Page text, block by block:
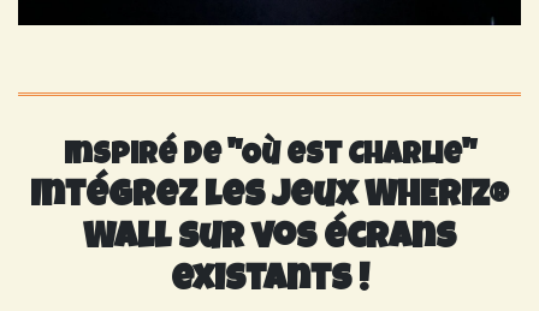
Inspiré de "Où est Charlie"
Intégrez les jeux WHERIZ®
Wall sur vos écrans
existants !